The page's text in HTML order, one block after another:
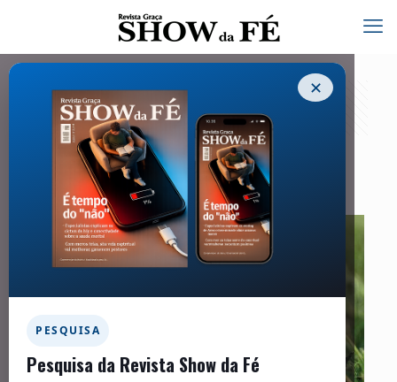
✕
PESQUISA
Pesquisa da Revista Show da Fé
Falando de História – 266
14/09/2021